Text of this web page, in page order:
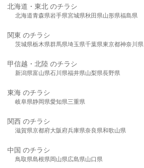
北海道・東北 のチラシ
北海道青森県岩手県宮城県秋田県山形県福島県
関東 のチラシ
茨城県栃木県群馬県埼玉県千葉県東京都神奈川県
甲信越・北陸 のチラシ
新潟県富山県石川県福井県山梨県長野県
東海 のチラシ
岐阜県静岡県愛知県三重県
関西 のチラシ
滋賀県京都府大阪府兵庫県奈良県和歌山県
中国 のチラシ
鳥取県島根県岡山県広島県山口県